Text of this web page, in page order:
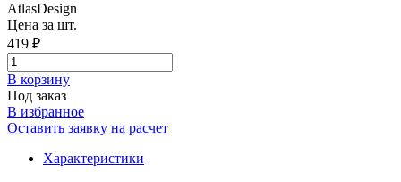
Цена за шт.
419 ₽
В корзинy
Под заказ
В избранное
Оставить заявку на расчет
Характеристики